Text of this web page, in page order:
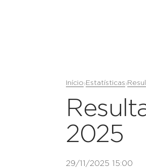
Início›Estatísticas›
2025
29/11/2025 15:00